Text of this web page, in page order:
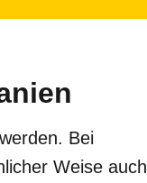
Bei
Weise auch